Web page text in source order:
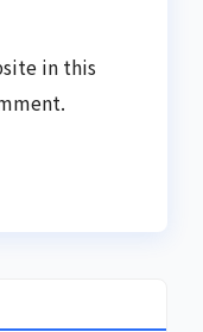
in this